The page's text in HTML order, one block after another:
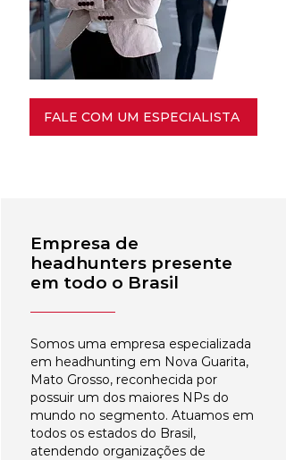
FALE COM UM ESPECIALISTA
Empresa de
headhunters presente
em todo o Brasil
Somos uma empresa especializada
em headhunting em Nova Guarita,
Mato Grosso, reconhecida por
possuir um dos maiores NPs do
mundo no segmento. Atuamos em
todos os estados do Brasil,
atendendo organizações de